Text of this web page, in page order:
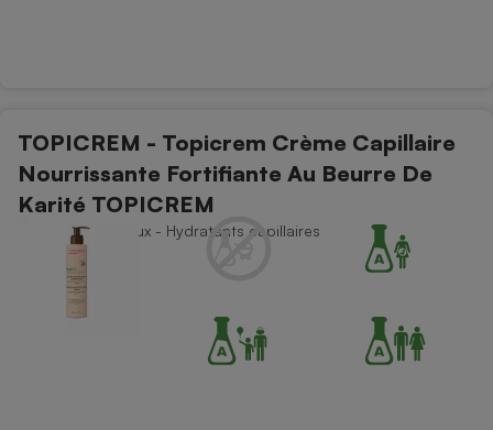
TOPICREM - Topicrem Crème Capillaire
Nourrissante Fortifiante Au Beurre De
Karité TOPICREM
Soins des cheveux - Hydratants capillaires